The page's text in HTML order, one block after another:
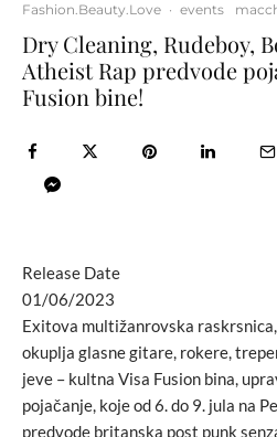
Fashion.Beauty.Love · events
Dry Cleaning, Rudeboy,
Atheist Rap predvode
Fusion bine!
Release Date
01/06/2023
Exitova multižanrovska
okuplja glasne gitare, rokere,
jeve – kultna Visa Fusion bina,
pojačanje, koje od 6. do 9. jula na
predvode britanska post punk